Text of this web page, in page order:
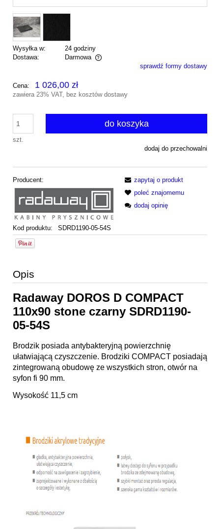
Wysyłka w:
24 godziny
Dostawa:
Darmowa
Cena nie zawiera ewentualnych kosztów płatnościsprawdź formy dostawy
Cena: 1 026,00 zł
zawiera 23% VAT, bez kosztów dostawy
szt.
do koszyka
dodaj do przechowalni
Producent:
Kod produktu: SDRD1190-05-54S
zapytaj o produkt
poleć znajomemu
dodaj opinię
Opis
Radaway DOROS D COMPACT
110x90 stone czarny SDRD1190-
05-54S
Brodzik posiada antybakteryjną powierzchnię
ułatwiającą czyszczenie. Brodziki COMPACT posiadają
zintegrowaną obudowę ze wszystkich stron, otwór na
syfon fi 90 mm.
Wysokość 11,5 cm